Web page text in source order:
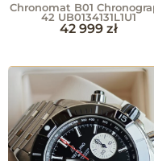
Chronomat B01
42 UB0134131L1U1
42 999 zł